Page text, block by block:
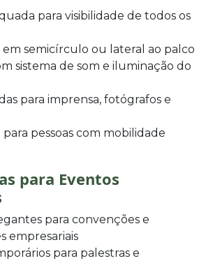
para visibilidade de todos os
semicírculo ou lateral ao palco
sistema de som e iluminação do
para imprensa, fotógrafos e
para pessoas com mobilidade
para Eventos
para convenções e
empresariais
para palestras e